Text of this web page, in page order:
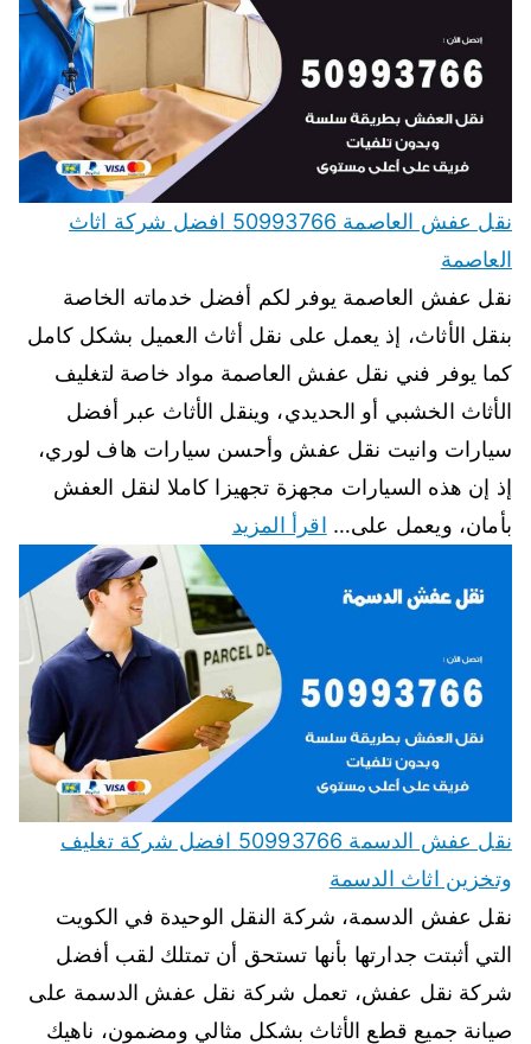
نقل عفش العاصمة 50993766 افضل شركة اثاث
العاصمة
نقل عفش العاصمة يوفر لكم أفضل خدماته الخاصة
بنقل الأثاث، إذ يعمل على نقل أثاث العميل بشكل كامل
كما يوفر فني نقل عفش العاصمة مواد خاصة لتغليف
الأثاث الخشبي أو الحديدي، وينقل الأثاث عبر أفضل
سيارات وانيت نقل عفش وأحسن سيارات هاف لوري،
إذ إن هذه السيارات مجهزة تجهيزا كاملا لنقل العفش
بأمان، ويعمل على… اقرأ المزيد
نقل عفش الدسمة 50993766 افضل شركة تغليف
وتخزين اثاث الدسمة
نقل عفش الدسمة، شركة النقل الوحيدة في الكويت
التي أثبتت جدارتها بأنها تستحق أن تمتلك لقب أفضل
شركة نقل عفش، تعمل شركة نقل عفش الدسمة على
صيانة جميع قطع الأثاث بشكل مثالي ومضمون، ناهيك